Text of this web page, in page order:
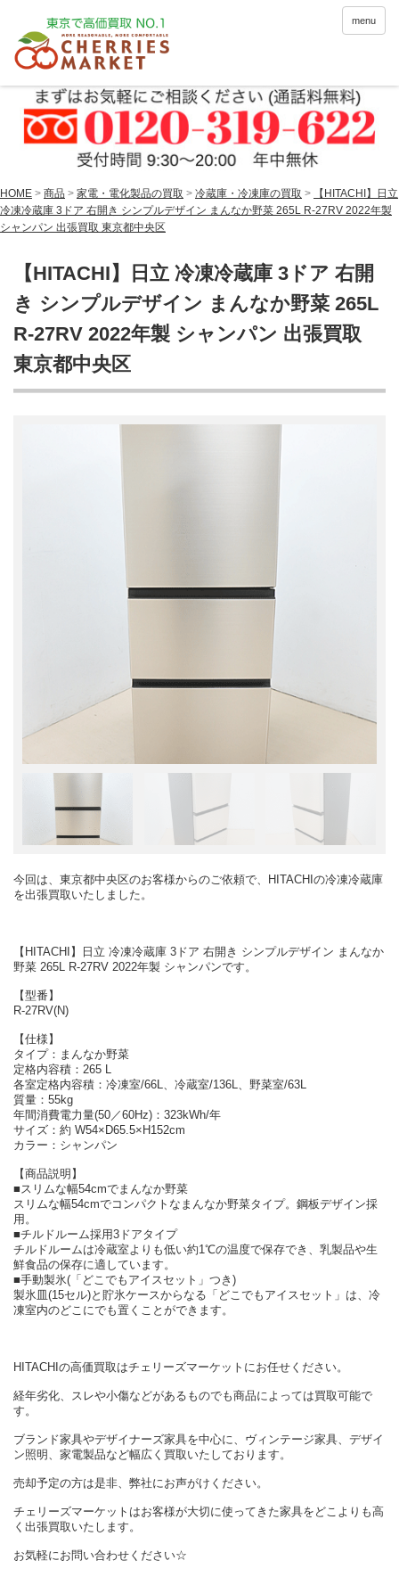
menu
HOME > 商品 > 家電・電化製品の買取 > 冷蔵庫・冷凍庫の買取 >
【HITACHI】日立
冷凍冷蔵庫 3ドア 右開き シンプルデザイン まんなか野菜 265L R-27RV 2022年製
シャンパン 出張買取 東京都中央区
【HITACHI】日立 冷凍冷蔵庫 3ドア 右開
き シンプルデザイン まんなか野菜 265L
R-27RV 2022年製 シャンパン 出張買取
東京都中央区
今回は、東京都中央区のお客様からのご依頼で、HITACHIの冷凍冷蔵庫
を出張買取いたしました。
【HITACHI】日立 冷凍冷蔵庫 3ドア 右開き シンプルデザイン まんなか
野菜 265L R-27RV 2022年製 シャンパンです。
【型番】
R-27RV(N)
【仕様】
タイプ：まんなか野菜
定格内容積：265 L
各室定格内容積：冷凍室/66L、冷蔵室/136L、野菜室/63L
質量：55kg
年間消費電力量(50／60Hz)：323kWh/年
サイズ：約 W54×D65.5×H152cm
カラー：シャンパン
【商品説明】
■スリムな幅54cmでまんなか野菜
スリムな幅54cmでコンパクトなまんなか野菜タイプ。鋼板デザイン採
用。
■チルドルーム採用3ドアタイプ
チルドルームは冷蔵室よりも低い約1℃の温度で保存でき、乳製品や生
鮮食品の保存に適しています。
■手動製氷(「どこでもアイスセット」つき)
製氷皿(15セル)と貯氷ケースからなる「どこでもアイスセット」は、冷
凍室内のどこにでも置くことができます。
HITACHIの高価買取はチェリーズマーケットにお任せください。
経年劣化、スレや小傷などがあるものでも商品によっては買取可能で
す。
ブランド家具やデザイナーズ家具を中心に、ヴィンテージ家具、デザイ
ン照明、家電製品など幅広く買取いたしております。
売却予定の方は是非、弊社にお声がけください。
チェリーズマーケットはお客様が大切に使ってきた家具をどこよりも高
く出張買取いたします。
お気軽にお問い合わせください☆